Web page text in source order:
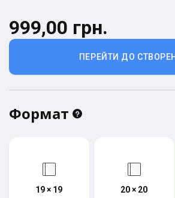
ПЕРЕЙТИ ДО
999,00 грн.
Формат
19 × 19 20 × 20